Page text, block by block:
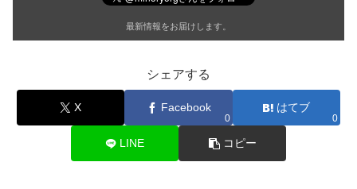
最新情報をお届けします。
シェアする
X Facebook
0
はてブ
0
LINE コピー